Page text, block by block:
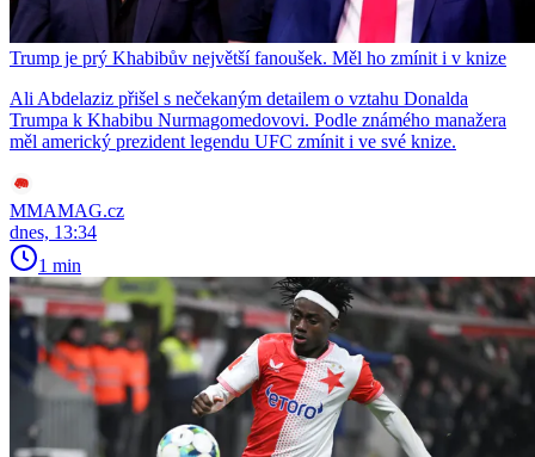
Trump je prý Khabibův největší fanoušek. Měl ho zmínit i v knize
Ali Abdelaziz přišel s nečekaným detailem o vztahu Donalda
Trumpa k Khabibu Nurmagomedovovi. Podle známého manažera
měl americký prezident legendu UFC zmínit i ve své knize.
MMAMAG.cz
dnes, 13:34
1 min